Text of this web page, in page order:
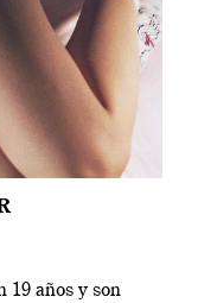
19 años y son